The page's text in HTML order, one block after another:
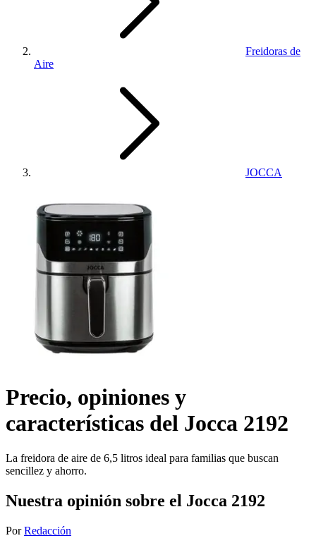
Freidoras de
Aire
JOCCA
Precio, opiniones y
características del Jocca 2192
La freidora de aire de 6,5 litros ideal para familias que buscan
sencillez y ahorro.
Nuestra opinión sobre el Jocca 2192
Por Redacción